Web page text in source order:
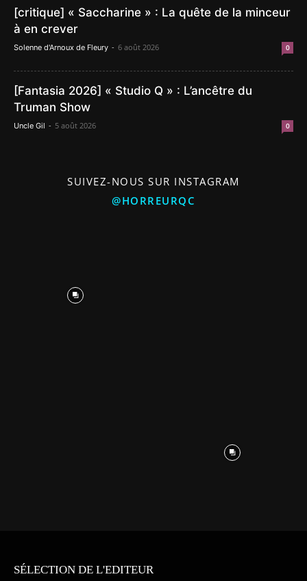
[critique] « Saccharine » : La quête de la minceur
à en crever
Solenne d'Arnoux de Fleury - 6 août 2026 0
[Fantasia 2026] « Studio Q » : L’ancêtre du
Truman Show
Uncle Gil - 5 août 2026 0
SUIVEZ-NOUS SUR INSTAGRAM
@HORREURQC
SÉLECTION DE L'EDITEUR